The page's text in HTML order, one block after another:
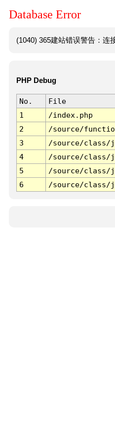
Database Error
(1040) 365建站错误警告：连
PHP Debug
No. File
1
/index.php
2
/source/
3
/source/class/
4
/source/class/
5
/source/class/
6
/source/class/